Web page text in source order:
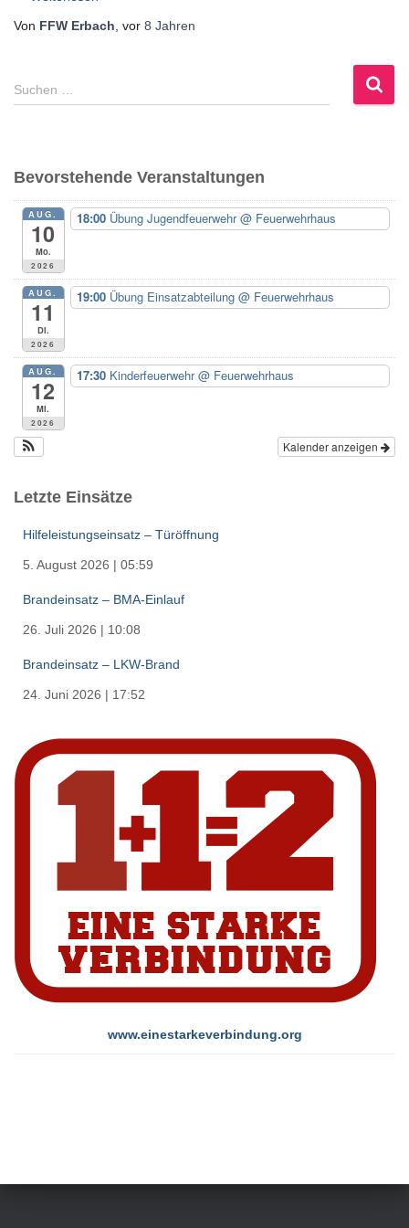
Von FFW Erbach , vor 8 Jahren
S
u
n
n
:
Suchen …
Bevorstehende Veranstaltungen
AUG.
10
Mo.
2026
18:00 Übung Jugendfeuerwehr@ Feuerwehrhaus
AUG.
11
Di.
2026
19:00 Übung Einsatzabteilung @ Feuerwehrhaus
AUG.
12
Mi.
2026
17:30 Kinderfeuerwehr@ Feuerwehrhaus
Kalender anzeigen
Letzte Einsätze
Hilfeleistungseinsatz – Türöffnung
5. August 2026 | 05:59
Brandeinsatz – BMA-Einlauf
26. Juli 2026 | 10:08
Brandeinsatz – LKW-Brand
24. Juni 2026 | 17:52
www.einestarkeverbindung.org